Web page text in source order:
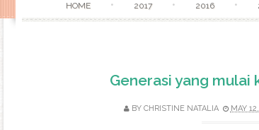
HOME 2017 2016
Generasi yang mulai
BY CHRISTINE NATALIA MAY